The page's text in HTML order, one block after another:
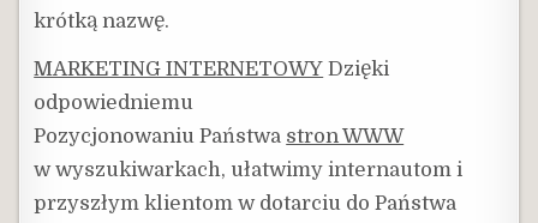
krótką nazwę.
MARKETING INTERNETOWY Dzięki
odpowiedniemu
Pozycjonowaniu Państwa stron WWW
w wyszukiwarkach, ułatwimy internautom i
przyszłym klientom w dotarciu do Państwa